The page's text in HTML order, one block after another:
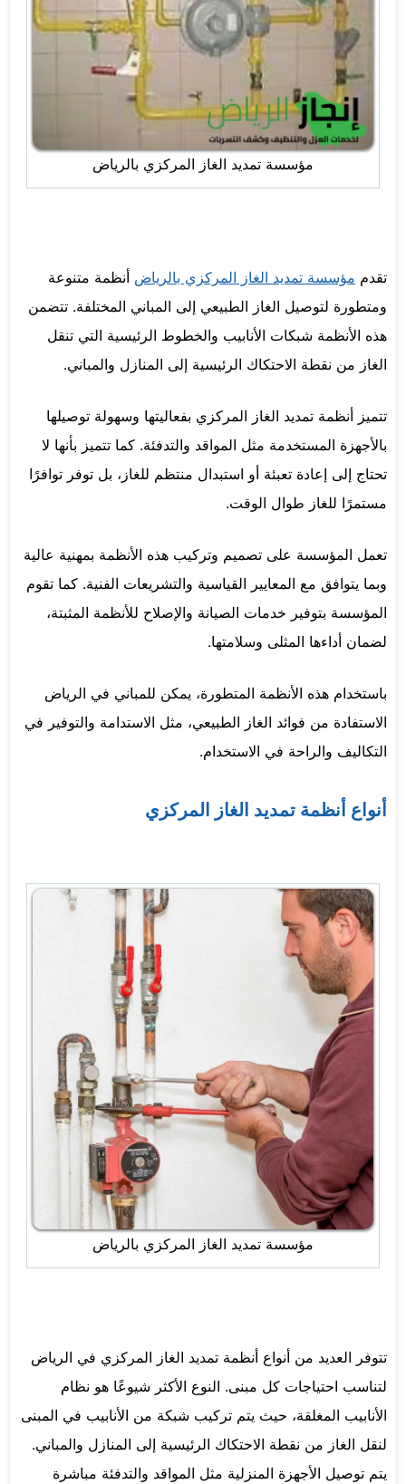
مؤسسة تمديد الغاز المركزي بالرياض
تقدم مؤسسة تمديد الغاز المركزي بالرياض أنظمة متنوعة
ومتطورة لتوصيل الغاز الطبيعي إلى المباني المختلفة. تتضمن
هذه الأنظمة شبكات الأنابيب والخطوط الرئيسية التي تنقل
الغاز من نقطة الاحتكاك الرئيسية إلى المنازل والمباني.
تتميز أنظمة تمديد الغاز المركزي بفعاليتها وسهولة توصيلها
بالأجهزة المستخدمة مثل المواقد والتدفئة. كما تتميز بأنها لا
تحتاج إلى إعادة تعبئة أو استبدال منتظم للغاز، بل توفر توافرًا
مستمرًا للغاز طوال الوقت.
تعمل المؤسسة على تصميم وتركيب هذه الأنظمة بمهنية عالية
وبما يتوافق مع المعايير القياسية والتشريعات الفنية. كما تقوم
المؤسسة بتوفير خدمات الصيانة والإصلاح للأنظمة المثبتة،
لضمان أداءها المثلى وسلامتها.
باستخدام هذه الأنظمة المتطورة، يمكن للمباني في الرياض
الاستفادة من فوائد الغاز الطبيعي، مثل الاستدامة والتوفير في
التكاليف والراحة في الاستخدام.
أنواع أنظمة تمديد الغاز المركزي
مؤسسة تمديد الغاز المركزي بالرياض
تتوفر العديد من أنواع أنظمة تمديد الغاز المركزي في الرياض
لتناسب احتياجات كل مبنى. النوع الأكثر شيوعًا هو نظام
الأنابيب المغلقة، حيث يتم تركيب شبكة من الأنابيب في المبنى
لنقل الغاز من نقطة الاحتكاك الرئيسية إلى المنازل والمباني.
يتم توصيل الأجهزة المنزلية مثل المواقد والتدفئة مباشرة